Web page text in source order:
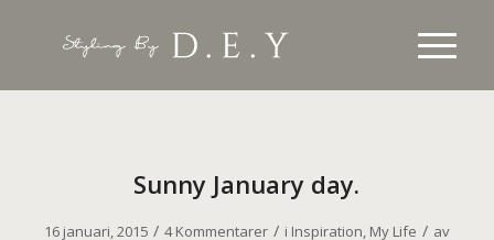
Sunny January day.
16 januari, 2015 / 4 Kommentarer / i Inspiration, My Life / av